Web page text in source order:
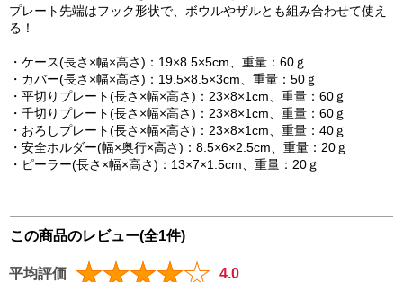
プレート先端はフック形状で、ボウルやザルとも組み合わせて使え
る！
・ケース(長さ×幅×高さ)：19×8.5×5cm、重量：60ｇ
・カバー(長さ×幅×高さ)：19.5×8.5×3cm、重量：50ｇ
・平切りプレート(長さ×幅×高さ)：23×8×1cm、重量：60ｇ
・千切りプレート(長さ×幅×高さ)：23×8×1cm、重量：60ｇ
・おろしプレート(長さ×幅×高さ)：23×8×1cm、重量：40ｇ
・安全ホルダー(幅×奥行×高さ)：8.5×6×2.5cm、重量：20ｇ
・ピーラー(長さ×幅×高さ)：13×7×1.5cm、重量：20ｇ
この商品のレビュー(全1件)
平均評価 4.0